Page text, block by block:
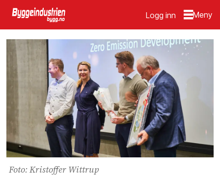
Logg inn
Foto: Kristoffer Wittrup